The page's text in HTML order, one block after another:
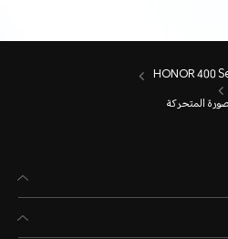
HONOR 400
المتحركة